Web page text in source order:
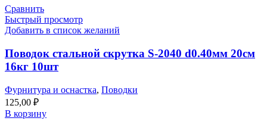
Сравнить
Быстрый просмотр
Добавить в список желаний
Поводок стальной скрутка S-2040 d0.40мм 20см
16кг 10шт
Фурнитура и оснастка, Поводки
125,00 ₽
В корзину